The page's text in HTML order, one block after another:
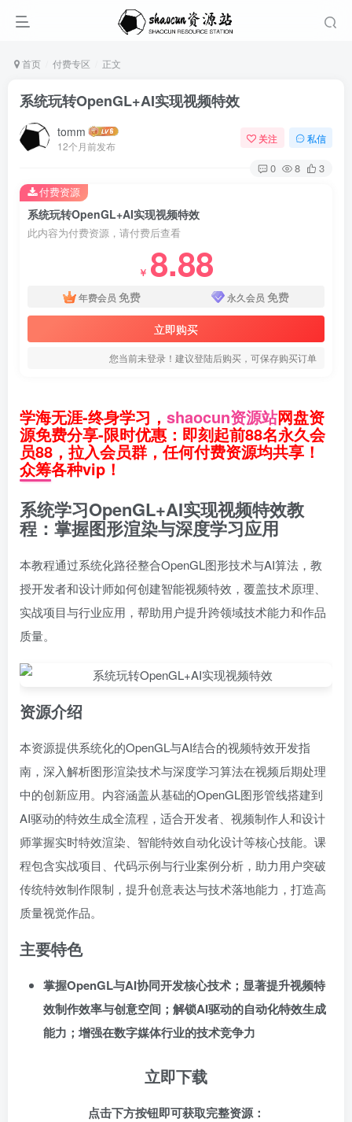
首页 付费专区 正文
系统玩转OpenGL+AI实现视频特效
tomm
12个月前发布
关注 私信
0 8 3
系统玩转OpenGL+AI实现视频特效
此内容为付费资源，请付费后查看
￥ 8.88
年费会员 免费 永久会员 免费
立即购买
您当前未登录！建议登陆后购买，可保存购买订单
付费资源
学海无涯-终身学习， shaocun资源站网盘资
源免费分享-限时优惠：即刻起前88名永久会
员88，拉入会员群，任何付费资源均共享！
众筹各种vip！
系统学习OpenGL+AI实现视频特效教
程：掌握图形渲染与深度学习应用
本教程通过系统化路径整合OpenGL图形技术与AI算法，教
授开发者和设计师如何创建智能视频特效，覆盖技术原理、
实战项目与行业应用，帮助用户提升跨领域技术能力和作品
质量。
资源介绍
本资源提供系统化的OpenGL与AI结合的视频特效开发指
南，深入解析图形渲染技术与深度学习算法在视频后期处理
中的创新应用。内容涵盖从基础的OpenGL图形管线搭建到
AI驱动的特效生成全流程，适合开发者、视频制作人和设计
师掌握实时特效渲染、智能特效自动化设计等核心技能。课
程包含实战项目、代码示例与行业案例分析，助力用户突破
传统特效制作限制，提升创意表达与技术落地能力，打造高
质量视觉作品。
主要特色
掌握OpenGL与AI协同开发核心技术；显著提升视频特
效制作效率与创意空间；解锁AI驱动的自动化特效生成
能力；增强在数字媒体行业的技术竞争力
立即下载
点击下方按钮即可获取完整资源：